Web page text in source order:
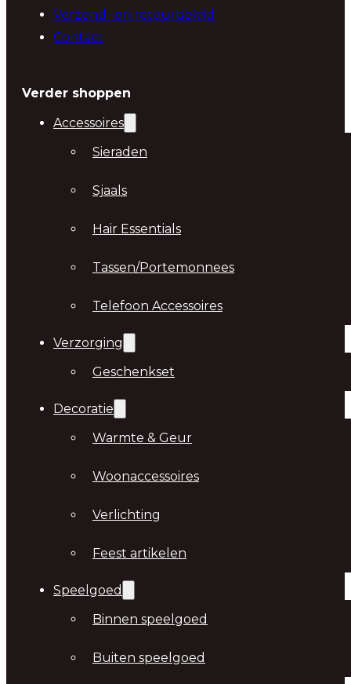
Verzend- en retourbeleid
Contact
Verder shoppen
Accessoires
Sieraden
Sjaals
Hair Essentials
Tassen/Portemonnees
Telefoon Accessoires
Verzorging
Geschenkset
Decoratie
Warmte & Geur
Woonaccessoires
Verlichting
Feest artikelen
Speelgoed
Binnen speelgoed
Buiten speelgoed